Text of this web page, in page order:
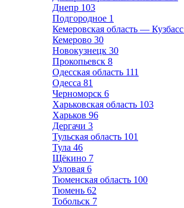
Днепр 103
Подгородное 1
Кемеровская область — Кузбасс
Кемерово 30
Новокузнецк 30
Прокопьевск 8
Одесская область 111
Одесса 81
Черноморск 6
Харьковская область 103
Харьков 96
Дергачи 3
Тульская область 101
Тула 46
Щёкино 7
Узловая 6
Тюменская область 100
Тюмень 62
Тобольск 7